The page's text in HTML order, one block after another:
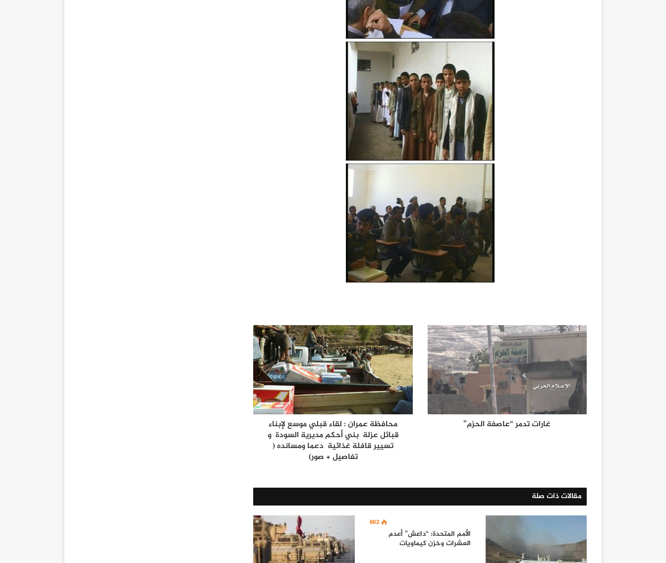
غارات تدمر “عاصفة الحزم”
محافظة عمران : لقاء قبلي موسع لإبناء
قبائل عزلة بني أحكم مديرية السودة و
تسيير قافلة غذائية دعما ومسانده (
تفاصيل + صور)
مقالات ذات صلة
602
الأمم المتحدة: “داعش” أعدم
العشرات وخزن كيماويات